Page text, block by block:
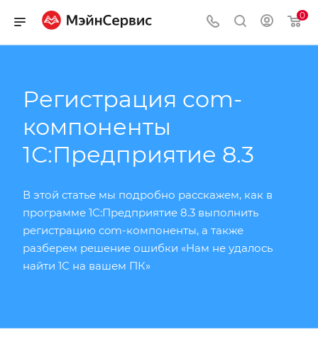
0
Регистрация com-
компоненты
1С:Предприятие 8.3
В этой статье мы подробно расскажем, как в
программе 1С:Предприятие 8.3 выполнить
регистрацию com-компоненты, а также
разберем решение ошибки «Нам не удалось
найти 1С на вашем ПК»